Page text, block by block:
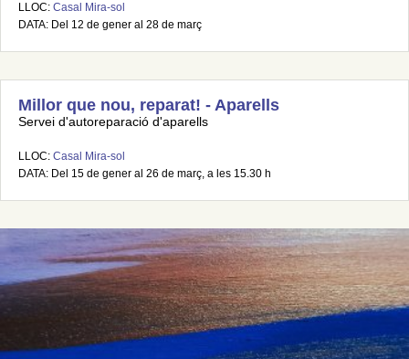
LLOC: Casal Mira-sol
DATA: Del 12 de gener al 28 de març
Millor que nou, reparat! - Aparells
Servei d'autoreparació d'aparells
LLOC: Casal Mira-sol
DATA: Del 15 de gener al 26 de març, a les 15.30 h